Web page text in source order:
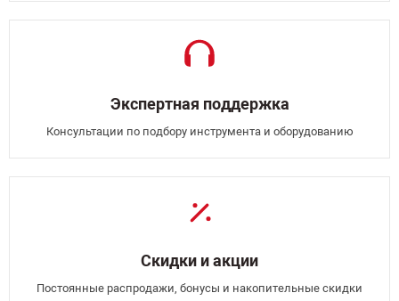
Экспертная поддержка
Консультации по подбору инструмента и оборудованию
Скидки и акции
Постоянные распродажи, бонусы и накопительные скидки